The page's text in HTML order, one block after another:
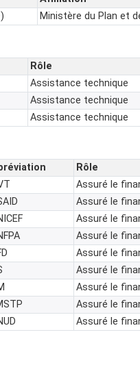
Ministère du Plan et
Rôle
Assistance technique
Assistance technique
Assistance technique
Rôle
Assuré le
Assuré le
Assuré le
Assuré le
Assuré le
Assuré le
Assuré le
Assuré le
Assuré le